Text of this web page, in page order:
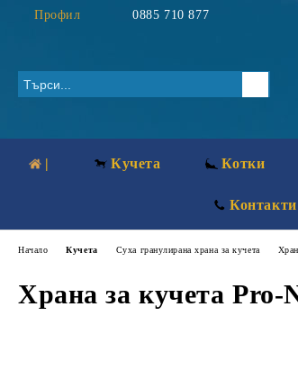
Профил 0885 710 877
| Кучета Котки
Контакти
Начало Кучета Суха гранулирана храна за кучета
Храна за кучета